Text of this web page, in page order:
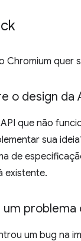
Chromium quer
o design da
que não
sua
de
existente.
um bug na